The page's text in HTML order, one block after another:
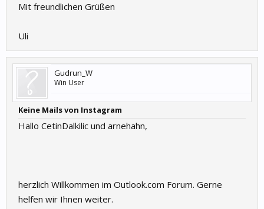
Mit freundlichen Grüßen
Uli
Gudrun_W
Win User
Keine Mails von Instagram
Hallo CetinDalkilic und arnehahn,
herzlich Willkommen im Outlook.com Forum. Gerne
helfen wir Ihnen weiter.